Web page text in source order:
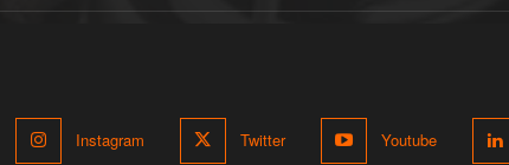
Instagram Twitter Youtube